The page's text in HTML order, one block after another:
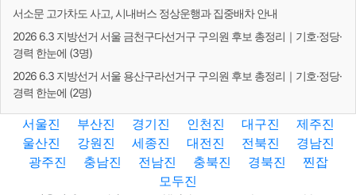
서소문 고가차도 사고, 시내버스 정상운행과 집중배차 안내
2026 6.3 지방선거 서울 금천구다선거구 구의원 후보 총정리｜기호·정당·
경력 한눈에 (3명)
2026 6.3 지방선거 서울 용산구라선거구 구의원 후보 총정리｜기호·정당·
경력 한눈에 (2명)
서울진 부산진 경기진 인천진 대구진
제주진
울산진
강원진 세종진 대전진 전북진
경남진
광주진
충남진 전남진 충북진 경북진
찐잡
모두진